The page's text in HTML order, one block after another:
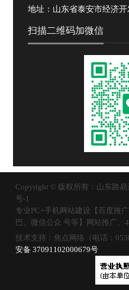
地址：山东省泰安市经济开
扫描二维码加微信
Copyright © 版权所有：山东路易
号-1
专业PC+手机网站建设【百度推
巴、微信公众 号等】网站推广、
技术支持：焦点网络（电话：
安备 37091102000679号